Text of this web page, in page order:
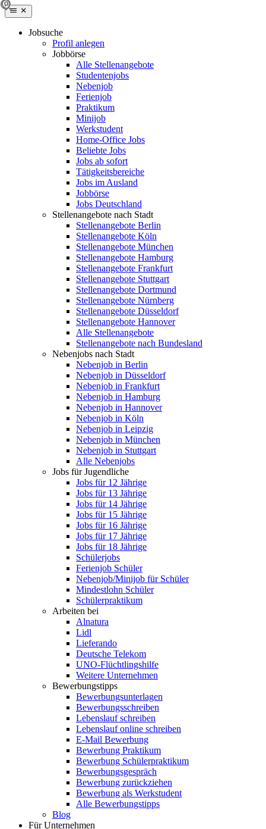
Jobsuche
Profil anlegen
Jobbörse
Alle Stellenangebote
Studentenjobs
Nebenjob
Ferienjob
Praktikum
Minijob
Werkstudent
Home-Office Jobs
Beliebte Jobs
Jobs ab sofort
Tätigkeitsbereiche
Jobs im Ausland
Jobbörse
Jobs Deutschland
Stellenangebote nach Stadt
Stellenangebote Berlin
Stellenangebote Köln
Stellenangebote München
Stellenangebote Hamburg
Stellenangebote Frankfurt
Stellenangebote Stuttgart
Stellenangebote Dortmund
Stellenangebote Nürnberg
Stellenangebote Düsseldorf
Stellenangebote Hannover
Alle Stellenangebote
Stellenangebote nach Bundesland
Nebenjobs nach Stadt
Nebenjob in Berlin
Nebenjob in Düsseldorf
Nebenjob in Frankfurt
Nebenjob in Hamburg
Nebenjob in Hannover
Nebenjob in Köln
Nebenjob in Leipzig
Nebenjob in München
Nebenjob in Stuttgart
Alle Nebenjobs
Jobs für Jugendliche
Jobs für 12 Jährige
Jobs für 13 Jährige
Jobs für 14 Jährige
Jobs für 15 Jährige
Jobs für 16 Jährige
Jobs für 17 Jährige
Jobs für 18 Jährige
Schülerjobs
Ferienjob Schüler
Nebenjob/Minijob für Schüler
Mindestlohn Schüler
Schülerpraktikum
Arbeiten bei
Alnatura
Lidl
Lieferando
Deutsche Telekom
UNO-Flüchtlingshilfe
Weitere Unternehmen
Bewerbungstipps
Bewerbungsunterlagen
Bewerbungsschreiben
Lebenslauf schreiben
Lebenslauf online schreiben
E-Mail Bewerbung
Bewerbung Praktikum
Bewerbung Schülerpraktikum
Bewerbungsgespräch
Bewerbung zurückziehen
Bewerbung als Werkstudent
Alle Bewerbungstipps
Blog
Für Unternehmen